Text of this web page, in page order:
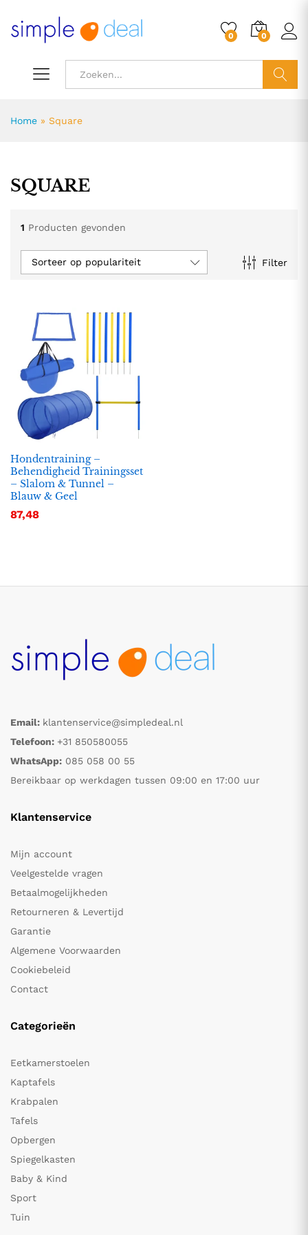
0 0
Home » Square
SQUARE
1 Producten gevonden
Filter
Sorteer op populariteit
Hondentraining –
Behendigheid Trainingsset
– Slalom & Tunnel –
Blauw & Geel
87,48
Email: klantenservice@simpledeal.nl
Telefoon: +31 850580055
WhatsApp: 085 058 00 55
Bereikbaar op werkdagen tussen 09:00 en 17:00 uur
Klantenservice
Mijn account
Veelgestelde vragen
Betaalmogelijkheden
Retourneren & Levertijd
Garantie
Algemene Voorwaarden
Cookiebeleid
Contact
Categorieën
Eetkamerstoelen
Kaptafels
Krabpalen
Tafels
Opbergen
Spiegelkasten
Baby & Kind
Sport
Tuin